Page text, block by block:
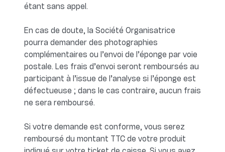
étant sans appel.
En cas de doute, la Société Organisatrice
pourra demander des photographies
complémentaires ou l’envoi de l’éponge par voie
postale. Les frais d’envoi seront remboursés au
participant à l’issue de l’analyse si l’éponge est
défectueuse ; dans le cas contraire, aucun frais
ne sera remboursé.
Si votre demande est conforme, vous serez
remboursé du montant TTC de votre produit